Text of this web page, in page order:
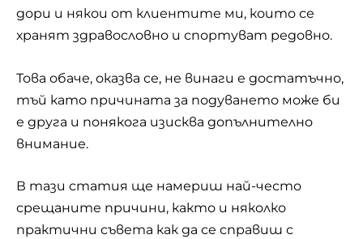
дори и някои от клиентите ми, които се
хранят здравословно и спортуват редовно.
Това обаче, оказва се, не винаги е достатъчно,
тъй като причината за подуването може би
е друга и понякога изисква допълнително
внимание.
В тази статия ще намериш най-често
срещаните причини, както и няколко
практични съвета как да се справиш с